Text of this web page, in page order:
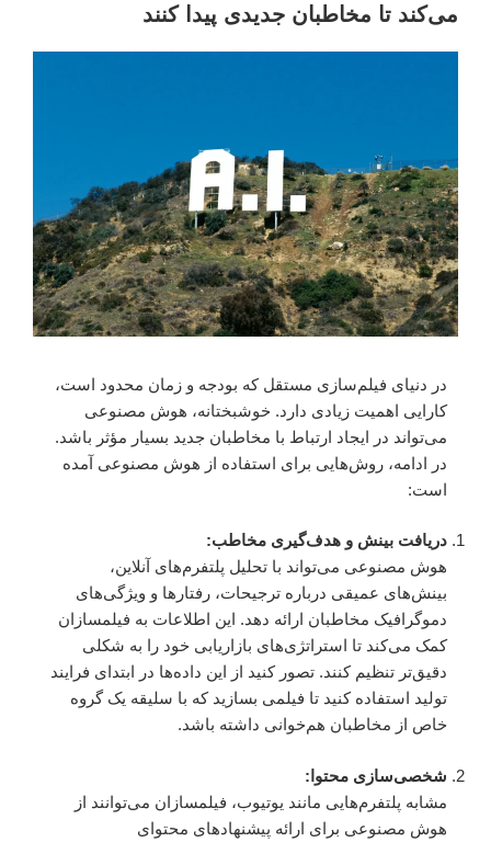
می‌کند تا مخاطبان جدیدی پیدا کنند
در دنیای فیلم‌سازی مستقل که بودجه و زمان محدود است،
کارایی اهمیت زیادی دارد. خوشبختانه، هوش مصنوعی
می‌تواند در ایجاد ارتباط با مخاطبان جدید بسیار مؤثر باشد.
در ادامه، روش‌هایی برای استفاده از هوش مصنوعی آمده
است:
دریافت بینش و هدف‌گیری مخاطب:
هوش مصنوعی می‌تواند با تحلیل پلتفرم‌های آنلاین،
بینش‌های عمیقی درباره ترجیحات، رفتارها و ویژگی‌های
دموگرافیک مخاطبان ارائه دهد. این اطلاعات به فیلمسازان
کمک می‌کند تا استراتژی‌های بازاریابی خود را به شکلی
دقیق‌تر تنظیم کنند. تصور کنید از این داده‌ها در ابتدای فرایند
تولید استفاده کنید تا فیلمی بسازید که با سلیقه یک گروه
خاص از مخاطبان هم‌خوانی داشته باشد.
شخصی‌سازی محتوا:
مشابه پلتفرم‌هایی مانند یوتیوب، فیلمسازان می‌توانند از
هوش مصنوعی برای ارائه پیشنهادهای محتوای